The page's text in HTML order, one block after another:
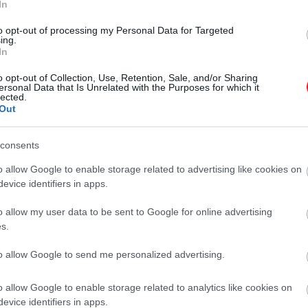
opt-out of processing my Personal Data for Targeted
opt-out of Collection, Use, Retention, Sale, and/or Sharing
Data that Is Unrelated with the Purposes for which it
allow Google to enable storage related to advertising like cookies on
identifiers in apps.
allow my user data to be sent to Google for online advertising
allow Google to send me personalized advertising.
allow Google to enable storage related to analytics like cookies on
identifiers in apps.
csillogást. Elvis Presley élete során
átfogó gyűjteményt halmozott fel,
árverésre kerül.
elárverezik: számos Elvis-
relikvia találhat…
HAMU ÉS GYÉMÁNT